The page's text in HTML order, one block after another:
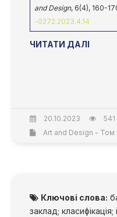
and Design, 6(4), 160-
-0272.2023.4.14
ЧИТАТИ ДАЛІ
20.10.2023
Art and Design -
Ключові слова:
заклад;